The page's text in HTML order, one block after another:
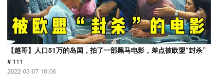
【越哥】人口51万的岛国，拍了一部黑马电影，差点被欧盟“封杀”
# 111
2022-03-07 10:06